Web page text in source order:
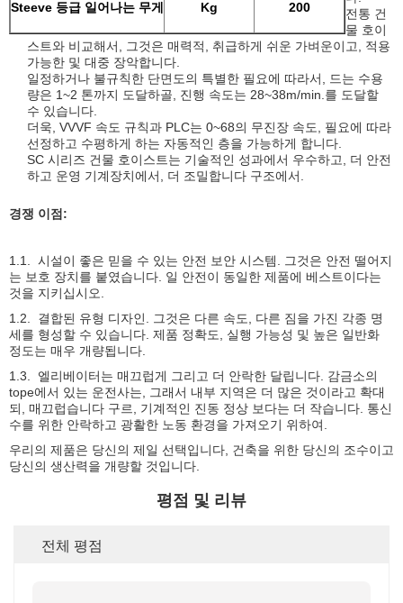
Steeve 등급 일어나는 무게 Kg 200
전통 건
물 호이
스트와 비교해서, 그것은 매력적, 취급하게 쉬운 가벼운이고, 적용
가능한 및 대중 장악합니다.
일정하거나 불규칙한 단면도의 특별한 필요에 따라서, 드는 수용
량은 1~2 톤까지 도달하골, 진행 속도는 28~38m/min.를 도달할
수 있습니다.
더욱, VVVF 속도 규칙과 PLC는 0~68의 무진장 속도, 필요에 따라
선정하고 수평하게 하는 자동적인 층을 가능하게 합니다.
SC 시리즈 건물 호이스트는 기술적인 성과에서 우수하고, 더 안전
하고 운영 기계장치에서, 더 조밀합니다 구조에서.
경쟁 이점:
1.1. 시설이 좋은 믿을 수 있는 안전 보안 시스템. 그것은 안전 떨어지
는 보호 장치를 붙였습니다. 일 안전이 동일한 제품에 베스트이다는
것을 지키십시오.
1.2. 결합된 유형 디자인. 그것은 다른 속도, 다른 짐을 가진 각종 명
세를 형성할 수 있습니다. 제품 정확도, 실행 가능성 및 높은 일반화
정도는 매우 개량됩니다.
1.3. 엘리베이터는 매끄럽게 그리고 더 안락한 달립니다. 감금소의
tope에서 있는 운전사는, 그래서 내부 지역은 더 많은 것이라고 확대
되, 매끄럽습니다 구르, 기계적인 진동 정상 보다는 더 작습니다. 통신
수를 위한 안락하고 광활한 노동 환경을 가져오기 위하여.
우리의 제품은 당신의 제일 선택입니다, 건축을 위한 당신의 조수이고
당신의 생산력을 개량할 것입니다.
평점 및 리뷰
전체 평점